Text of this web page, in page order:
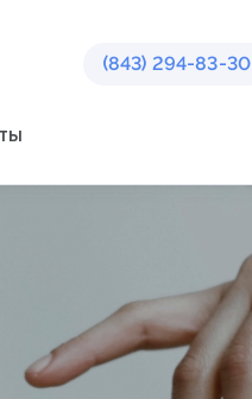
(843) 294-83-30